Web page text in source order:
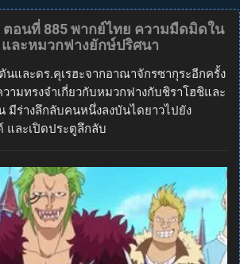
ตอนที่ 885 พากย์ไทย ความมืดมิดใน
ละหมวกฟางยักษ์ปริศนา
และดร.คุเรฮะจากอาณาจักรซากุระอีกครั้ง
ามทรงจำเกี่ยวกับหมวกฟางกับชิราโฮชิและ
มีร่างลึกลับคนหนึ่งลงบันไดยาวไปยัง
และเปิดประตูลึกลับ